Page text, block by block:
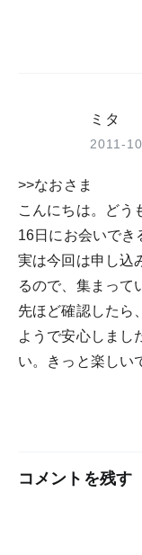
ミタ
2011-
>>なおさま
こんにちは。どう
16日にお会いでき
実は今回は申し込
るので、集まって
先ほど確認したら
ようで安心しまし
い。きっと楽しい
コメントを残す